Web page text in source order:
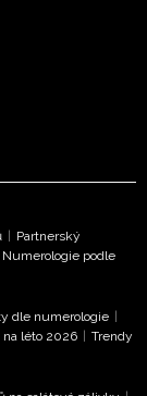
ODESLAT
s.r.o.
| Partnerský
Numerologie podle
dle numerologie |
na léto 2026 | Trendy